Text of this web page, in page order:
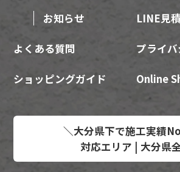
お知らせ
よくある質問
LINE見積
プライ
Online
ショッピングガイド
＼大分県下で施工実績
対応エリア | 大分県